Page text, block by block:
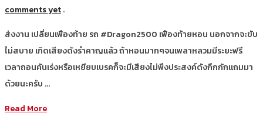
comments yet.
ส่งงาน เปลี่ยนเฟืองท้าย รถ #Dragon2500 เฟืองท้ายหอน นอกจากจะขับ
ไม่สบาย เกิดเสียงดังรำคาญแล้ว ถ้าหอนมากๆจนเพลาหลวมมีระยะฟรี
เวลาถอนคันเร่งหรือเหยียบเบรคก็จะมีเสียงไม่พึงประสงค์ดังกึกกักแถมมา
ด้วยนะครับ …
Read More